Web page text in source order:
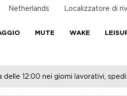
Localizzatore di
Netherlands
MUTE WAKE
delle 12:00 nei giorni lavorativi,